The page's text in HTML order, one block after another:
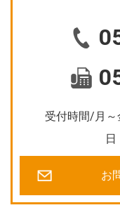
受付時間/月～
お